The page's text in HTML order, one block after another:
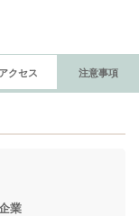
アクセス 注意事項